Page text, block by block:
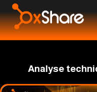
Analyse